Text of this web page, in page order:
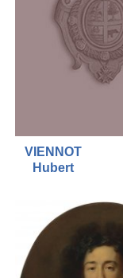
VIENNOT
Hubert